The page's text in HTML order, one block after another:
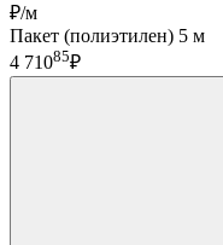
₽/м
Пакет (полиэтилен) 5 м
4 71085₽